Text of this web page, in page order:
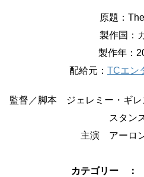
原題：
製作国：
製作年：
配給元： TCエン
監督／脚本 ジェレミー・ギレ
スタン
主演 アーロ
カテゴリー ：